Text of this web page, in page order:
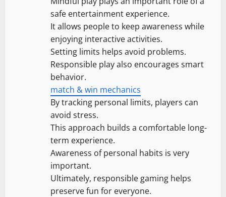
safe entertainment experience.
It allows people to keep awareness while
enjoying interactive activities.
Setting limits helps avoid problems.
Responsible play also encourages smart
behavior.
match & win mechanics
By tracking personal limits, players can
avoid stress.
This approach builds a comfortable long-
term experience.
Awareness of personal habits is very
important.
Ultimately, responsible gaming helps
preserve fun for everyone.